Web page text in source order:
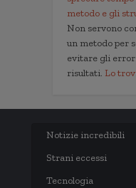
metodo e gli
Non servono
un metodo per
evitare gli
risultati. Lo
Notizie incredibili
Strani eccessi
Tecnologia